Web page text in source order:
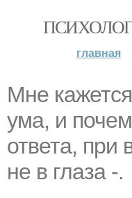
главная
Мне
ума, и
ответа, при
не в глаза -.